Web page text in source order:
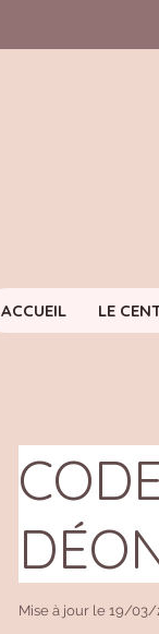
ACCUEIL LE
Mise à jour le 19/03/